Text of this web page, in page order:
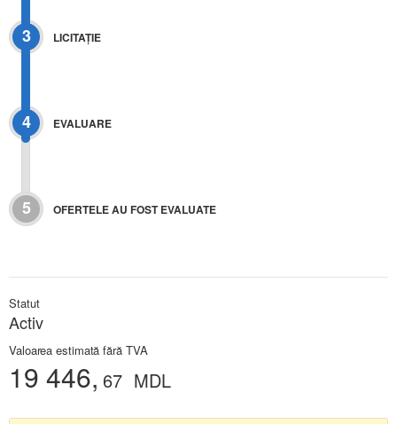
3 LICITAŢIE
4 EVALUARE
5 OFERTELE AU FOST EVALUATE
Statut
Activ
Valoarea estimată fără TVA
19 446, 67 MDL